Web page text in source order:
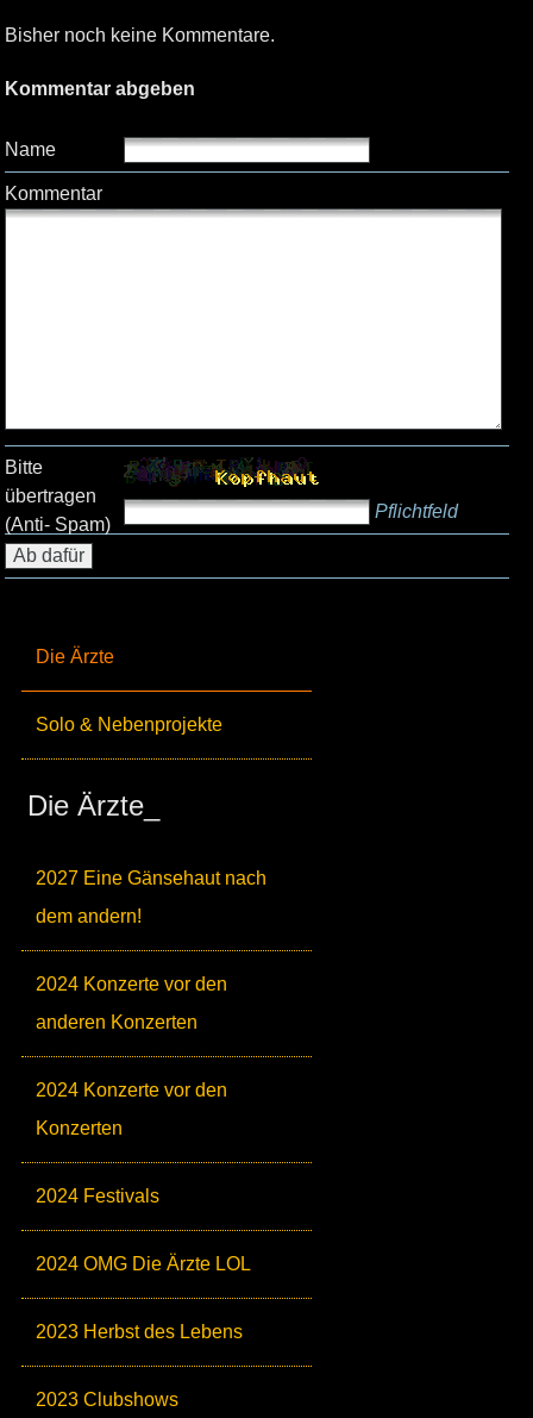
Die Ärzte
Solo & Nebenprojekte
Die Ärzte_
2027 Eine Gänsehaut nach
dem andern!
2024 Konzerte vor den
anderen Konzerten
2024 Konzerte vor den
Konzerten
2024 Festivals
2024 OMG Die Ärzte LOL
2023 Herbst des Lebens
2023 Clubshows
Bisher noch keine Kommentare.
Kommentar abgeben
Name
Kommentar
Bitte
übertragen
(Anti- Spam)
Pflichtfeld